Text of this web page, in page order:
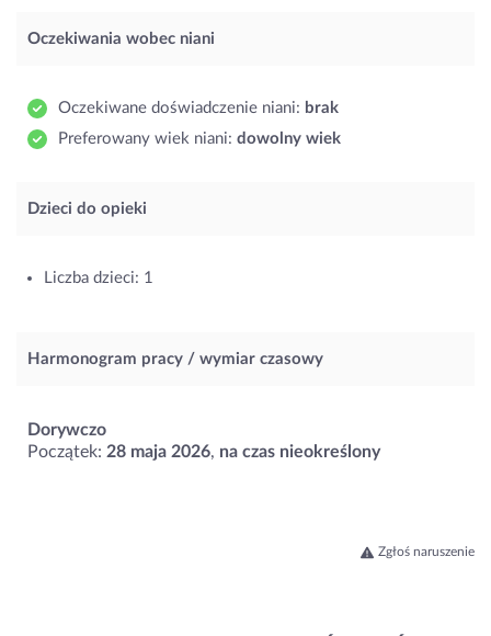
Oczekiwania wobec niani
Oczekiwane doświadczenie niani: brak
Preferowany wiek niani: dowolny wiek
Dzieci do opieki
Liczba dzieci: 1
Harmonogram pracy / wymiar czasowy
Dorywczo
Początek: 28 maja 2026, na czas nieokreślony
Zgłoś naruszenie